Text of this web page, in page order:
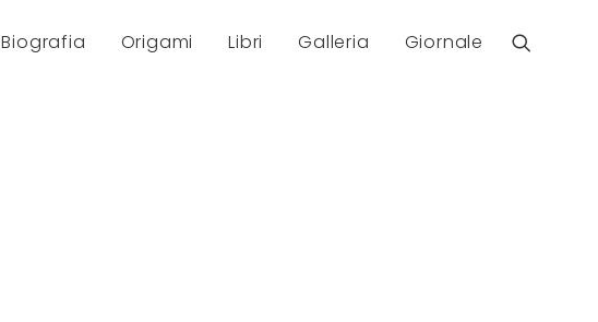
Biografia Origami Libri Galleria Giornale